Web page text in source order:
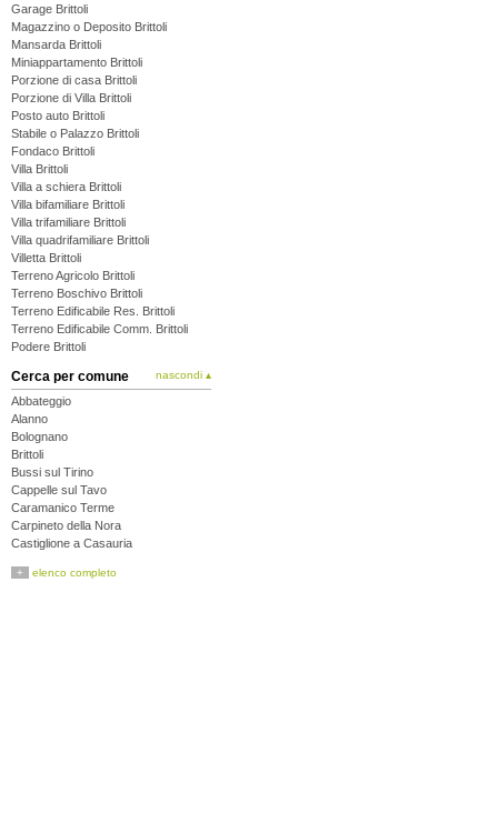
Garage Brittoli
Magazzino o Deposito Brittoli
Mansarda Brittoli
Miniappartamento Brittoli
Porzione di casa Brittoli
Porzione di Villa Brittoli
Posto auto Brittoli
Stabile o Palazzo Brittoli
Fondaco Brittoli
Villa Brittoli
Villa a schiera Brittoli
Villa bifamiliare Brittoli
Villa trifamiliare Brittoli
Villa quadrifamiliare Brittoli
Villetta Brittoli
Terreno Agricolo Brittoli
Terreno Boschivo Brittoli
Terreno Edificabile Res. Brittoli
Terreno Edificabile Comm. Brittoli
Podere Brittoli
Cerca per comune nascondi ▴
Abbateggio
Alanno
Bolognano
Brittoli
Bussi sul Tirino
Cappelle sul Tavo
Caramanico Terme
Carpineto della Nora
Castiglione a Casauria
Cepagatti
+ elenco completo